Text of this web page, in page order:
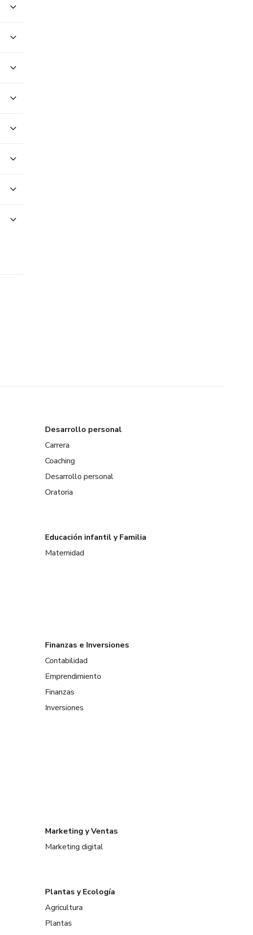
Desarrollo personal
Carrera
Coaching
Desarrollo personal
Oratoria
Educación infantil y Familia
Maternidad
Finanzas e Inversiones
Contabilidad
Emprendimiento
Finanzas
Inversiones
Marketing y Ventas
Marketing digital
Plantas y Ecología
Agricultura
Plantas